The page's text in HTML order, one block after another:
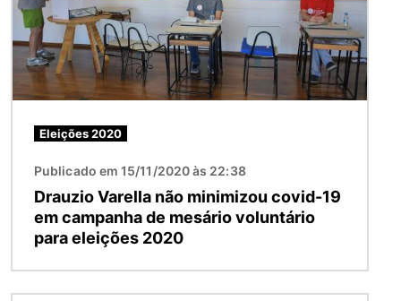
Eleições 2020
Publicado em 15/11/2020 às 22:38
Drauzio Varella não minimizou covid-19
em campanha de mesário voluntário
para eleições 2020